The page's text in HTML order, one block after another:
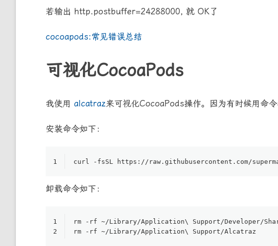
若输出 http.postbuffer=24288000, 就 OK了
cocoapods:常见错误总结
可视化CocoaPods
我使用 alcatraz来可视化CocoaPods操作。因为有时候用命令
安装命令如下：
1 curl -fsSL https: // raw.githubusercontent.com/
卸载命令如下：
1
2
rm -rf ~/Library/Application\ Support/Developer/
rm -rf ~/Library/Application\ Support/Alcatraz